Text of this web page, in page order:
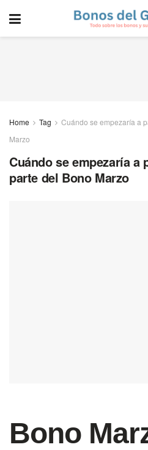
Home Tag
Cuándo se empezaría a
Marzo
Cuándo se empezaría a
parte del Bono Marzo
Bono